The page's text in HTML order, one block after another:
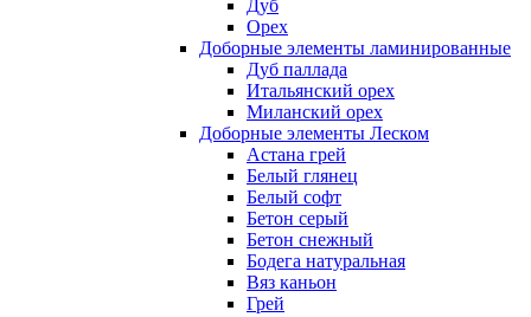
Дуб
Орех
Доборные элементы ламинированные
Дуб паллада
Итальянский орех
Миланский орех
Доборные элементы Леском
Астана грей
Белый глянец
Белый софт
Бетон серый
Бетон снежный
Бодега натуральная
Вяз каньон
Грей